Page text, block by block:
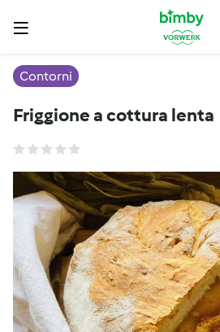
Contorni
Friggione a cottura lenta